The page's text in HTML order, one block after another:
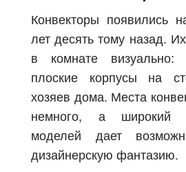
Конвекторы появились
лет десять тому назад.
в комнате визуально:
плоские корпусы на
хозяев дома. Места
немного, а широкий
моделей дает
дизайнерскую фантазию.